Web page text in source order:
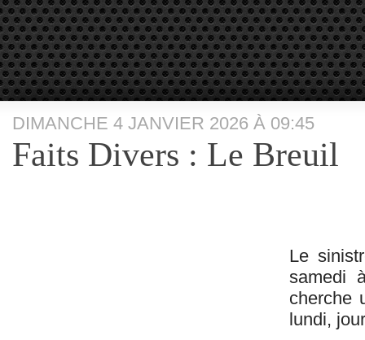
DIMANCHE 4 JANVIER 2026 À 09:45
Faits Divers : Le Breuil
Le
samedi
cherche
lundi,